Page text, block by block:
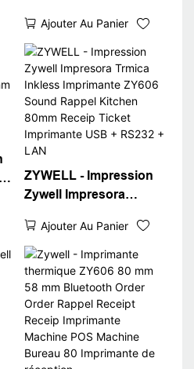
réception thermique
Bill Bill Impression de
l'imprimante POS
BLUETOOTH USB +
RS232 + LAN + BT
Ajouter Au Panier
ZYWELL - Impression
Zywell Impresora
Imprimante ZY606
Sound Rappel Kitchen
80mm Receip Ticket
Imprimante USB +
RS232 + LAN
Ajouter Au Panier